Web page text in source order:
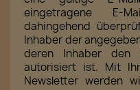
eingetragene E-
dahingehend
Inhaber der
deren Inhaber den
autorisiert ist. Mit
Newsletter werden